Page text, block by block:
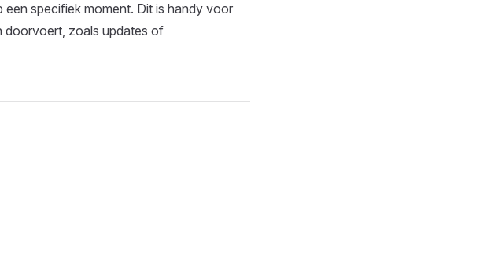
specifiek moment. Dit is handy voor
doorvoert, zoals updates of